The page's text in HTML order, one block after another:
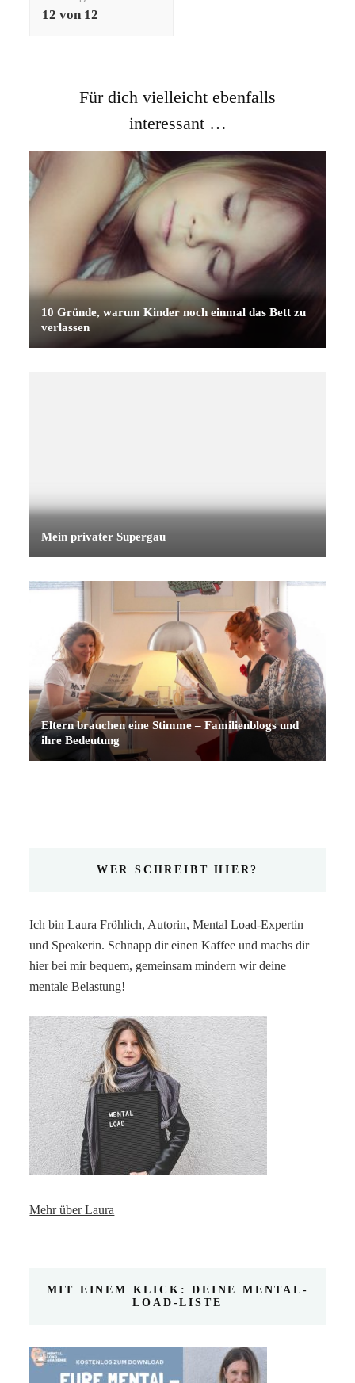
12 von 12
Für dich vielleicht ebenfalls
interessant …
10 Gründe, warum Kinder noch einmal das Bett zu
verlassen
Mein privater Supergau
Eltern brauchen eine Stimme – Familienblogs und
ihre Bedeutung
WER SCHREIBT HIER?
Ich bin Laura Fröhlich, Autorin, Mental Load-Expertin
und Speakerin. Schnapp dir einen Kaffee und machs dir
hier bei mir bequem, gemeinsam mindern wir deine
mentale Belastung!
Mehr über Laura
MIT EINEM KLICK: DEINE MENTAL-
LOAD-LISTE